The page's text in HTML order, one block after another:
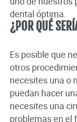
dental óptima.
¿POR QUÉ
Es posible que
otros
necesites una o
puedan hacer
necesites una
problemas en el